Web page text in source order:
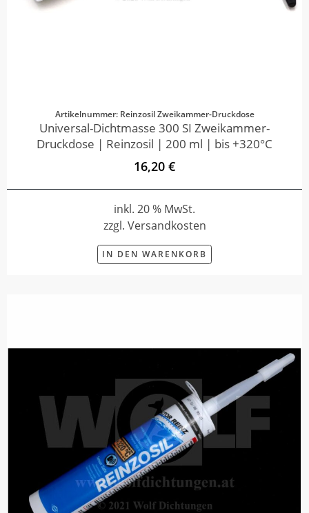
Artikelnummer: Reinzosil Zweikammer-Druckdose
Universal-Dichtmasse 300 SI Zweikammer-
Druckdose | Reinzosil | 200 ml | bis +320°C
16,20 €
inkl. 20 % MwSt.
zzgl. Versandkosten
IN DEN WARENKORB